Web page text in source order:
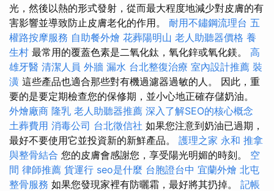
光，然後以熱的形式發射，從而最大程度地減少對皮膚的有
害影響並導致防止皮膚老化的作用。 耐用不鏽鋼流理台 五
權路按摩服務 自助餐外燴 花葬陽明山 老人助聽器價格 養
生村 最常用的覆蓋色素是二氧化鈦，氧化鋅或氧化鎂。 高
雄牙醫 清潔人員 外牆 漏水 台北整復治療 室內設計推薦 裝
潢 這些產品也適合那些對有機過濾器過敏的人。 因此，重
要的是要定期檢查您的保修期，並小心地正確存儲奶油。
外燴廠商 隆乳 老人助聽器推薦 深入了解SEO的核心概念
土葬費用 消毒公司 台北徵信社 如果您注意到奶油已過期，
最好不要使用它並投資新的新鮮產品。 護理之家 永和 推拿
與整骨結合 您的皮膚會感謝您，享受陽光明媚的時刻。 空
間 律師推薦 貨運行 seo是什麼 台胞證台中 宜蘭外燴 北屯
整骨服務 如果您發現家裡有防曬霜，最好將其扔掉。 記帳